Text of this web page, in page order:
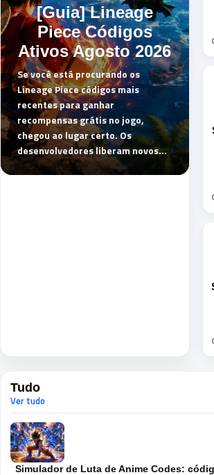
[Guia] Lineage
Piece Códigos
Ativos Agosto 2026
Se você está procurando os
Lineage Piece códigos mais
recentes para ganhar
recompensas grátis no jogo,
chegou ao lugar certo. Os
desenvolvedores liberam novos...
Tudo
Ver tudo
Simulador de Luta de Anime Codes: